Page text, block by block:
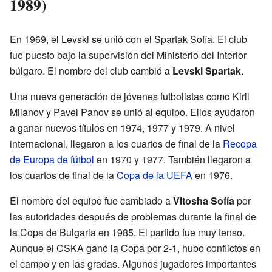
1989)
En 1969, el Levski se unió con el Spartak Sofía. El club
fue puesto bajo la supervisión del Ministerio del Interior
búlgaro. El nombre del club cambió a Levski Spartak.
Una nueva generación de jóvenes futbolistas como Kiril
Milanov y Pavel Panov se unió al equipo. Ellos ayudaron
a ganar nuevos títulos en 1974, 1977 y 1979. A nivel
internacional, llegaron a los cuartos de final de la Recopa
de Europa de fútbol en 1970 y 1977. También llegaron a
los cuartos de final de laCopa de la UEFAen 1976.
El nombre del equipo fue cambiado aVitosha Sofíapor
las autoridades después de problemas durante la final de
la Copa de Bulgaria en 1985. El partido fue muy tenso.
Aunque el CSKA ganó la Copa por 2-1, hubo conflictos en
el campo y en las gradas. Algunos jugadores importantes